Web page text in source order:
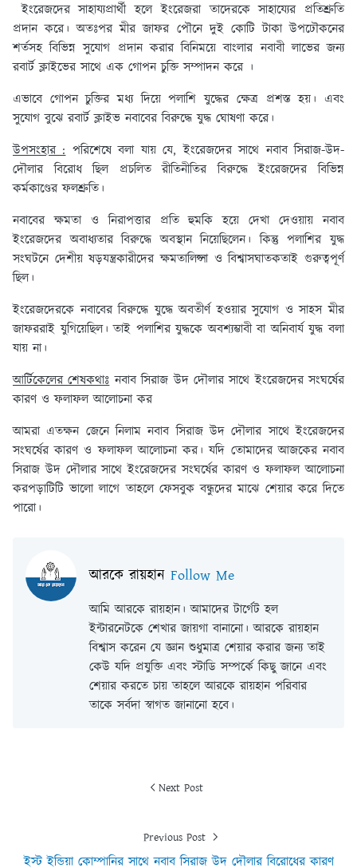
ইংরেজদের সাহায্যপ্রার্থী হলে ইংরেজরা তাদেরকে সাহায্যের প্রতিশ্রুতি
প্রদান করে। অতঃপর মীর জাফর পৌনে দুই কোটি টাকা উপঢৌকনের
শর্তসহ বিভিন্ন সুযোগ প্রদান করার বিনিময়ে বাংলার নবাবী লাভের জন্য
রবার্ট ক্লাইভের সাথে এক গোপন চুক্তি সম্পাদন করে ।
এভাবে গোপন চুক্তির মধ্য দিয়ে পলাশি যুদ্ধের ক্ষেত্র প্রশস্ত হয়। এবং
সুযোগ বুঝে রবার্ট ক্লাইভ নবাবের বিরুদ্ধে যুদ্ধ ঘোষণা করে।
উপসংহার :পরিশেষে বলা যায় যে, ইংরেজদের সাথে নবাব সিরাজ-উদ-
দৌলার বিরোধ ছিল প্রচলিত রীতিনীতির বিরুদ্ধে ইংরেজদের বিভিন্ন
কর্মকাণ্ডের ফলশ্রুতি।
নবাবের ক্ষমতা ও নিরাপত্তার প্রতি হুমকি হয়ে দেখা দেওয়ায় নবাব
ইংরেজদের অবাধ্যতার বিরুদ্ধে অবস্থান নিয়েছিলেন। কিন্তু পলাশির যুদ্ধ
সংঘটনে দেশীয় ষড়যন্ত্রকারীদের ক্ষমতালিপ্সা ও বিশ্বাসঘাতকতাই গুরুত্বপূর্ণ
ছিল।
ইংরেজদেরকে নবাবের বিরুদ্ধে যুদ্ধে অবতীর্ণ হওয়ার সুযোগ ও সাহস মীর
জাফররাই যুগিয়েছিল। তাই পলাশির যুদ্ধকে অবশ্যম্ভাবী বা অনিবার্য যুদ্ধ বলা
যায় না।
আর্টিকেলের শেষকথাঃনবাব সিরাজ উদ দৌলার সাথে ইংরেজদের সংঘর্ষের
কারণ ও ফলাফল আলোচনা কর
আমরা এতক্ষন জেনে নিলাম নবাব সিরাজ উদ দৌলার সাথে ইংরেজদের
সংঘর্ষের কারণ ও ফলাফল আলোচনা কর। যদি তোমাদের আজকের নবাব
সিরাজ উদ দৌলার সাথে ইংরেজদের সংঘর্ষের কারণ ও ফলাফল আলোচনা
করপড়াটিটি ভালো লাগে তাহলে ফেসবুক বন্ধুদের মাঝে শেয়ার করে দিতে
পারো।
আরকে রায়হান Follow Me
আমি আরকে রায়হান। আমাদের টার্গেট হল
ইন্টারনেটকে শেখার জায়গা বানানো। আরকে রায়হান
বিশ্বাস করেন যে জ্ঞান শুধুমাত্র শেয়ার করার জন্য তাই
কেউ যদি প্রযুক্তি এবং স্টাডি সম্পর্কে কিছু জানে এবং
শেয়ার করতে চায় তাহলে আরকে রায়হান পরিবার
তাকে সর্বদা স্বাগত জানানো হবে।
Next Post
Previous Post
ইস্ট ইন্ডিয়া কোম্পানির সাথে নবাব সিরাজ উদ দৌলার বিরোধের কারণ